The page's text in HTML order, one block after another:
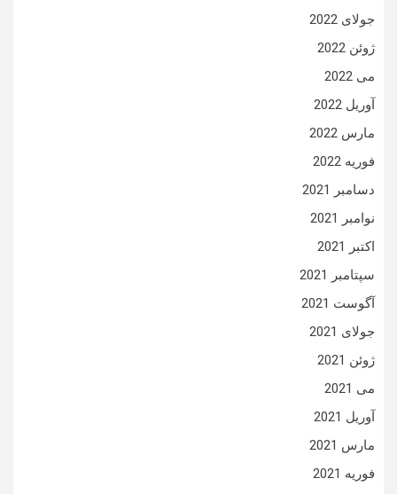
جولای 2022
ژوئن 2022
می 2022
آوریل 2022
مارس 2022
فوریه 2022
دسامبر 2021
نوامبر 2021
اکتبر 2021
سپتامبر 2021
آگوست 2021
جولای 2021
ژوئن 2021
می 2021
آوریل 2021
مارس 2021
فوریه 2021